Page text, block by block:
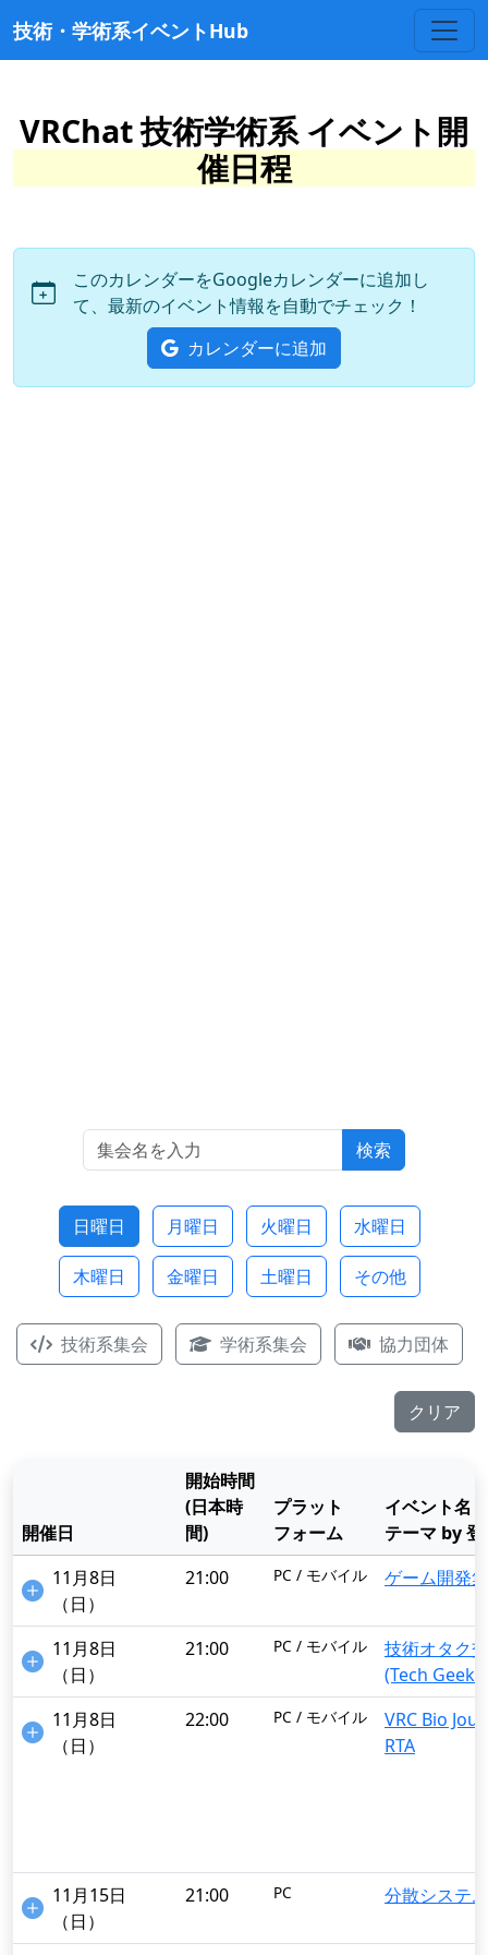
技術・学術系イベントHub
VRChat 技術学術系 イベント開
催日程
このカレンダーをGoogleカレンダーに追加し
て、最新のイベント情報を自動でチェック！
カレンダーに追加
検索
日曜日 月曜日 火曜日 水曜日
木曜日 金曜日 土曜日 その他
技術系集会 学術系集会 協力団体
クリア
開催日
開始時間
(日本時
間)
プラット
フォーム
イベント名
テーマ by
11月8日
（日）
21:00 PC / モバイル ゲーム開発
11月8日
（日）
21:00 PC / モバイル
技術オタク
(Tech Geek
11月8日
（日）
22:00 PC / モバイル
VRC Bio
RTA
11月15日
（日）
21:00 PC 分散システ